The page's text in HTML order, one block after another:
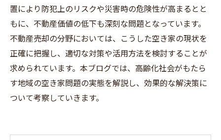
置により防犯上のリスクや災害時の危険性が高まるとと
もに、不動産価値の低下も深刻な問題となっています。
不動産売却の分野においては、こうした空き家の現状を
正確に把握し、適切な対策や活用方法を検討することが
求められています。本ブログでは、高齢化社会がもたら
す地域の空き家問題の実態を解説し、効果的な解決策に
ついて考察していきます。